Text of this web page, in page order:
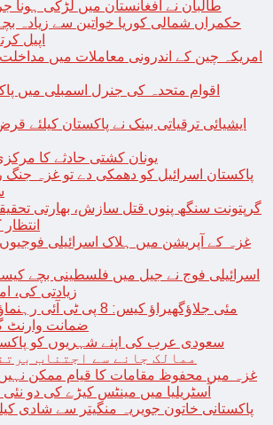
طالبان نے افغانستان میں لڑکی ہونا جرم
حکمراں شمالی کوریا خواتین سے زیادہ
اپیل
امریکہ چین کے اندرونی معاملات میں
اقوام متحدہ کی جنرل اسمبلی میں
ایشیائی ترقیاتی بینک نے پاکستان کیلئے
یونان کشتی حادثے کا
پاکستان اسرائیل کو دھمکی دے تو غزہ
گرپتونت سنگھ پنوں قتل سازش، بھارتی
زیادتی کی،
ضمانت وارنٹ
ممالک جانے سے اجتناب
غزہ میں محفوظ مقامات کا قیام ممکن نہیں،
آسٹریلیا میں مینٹس کیڑے کی دو
پاکستانی خاتون جویریہ منگیتر سے شادی